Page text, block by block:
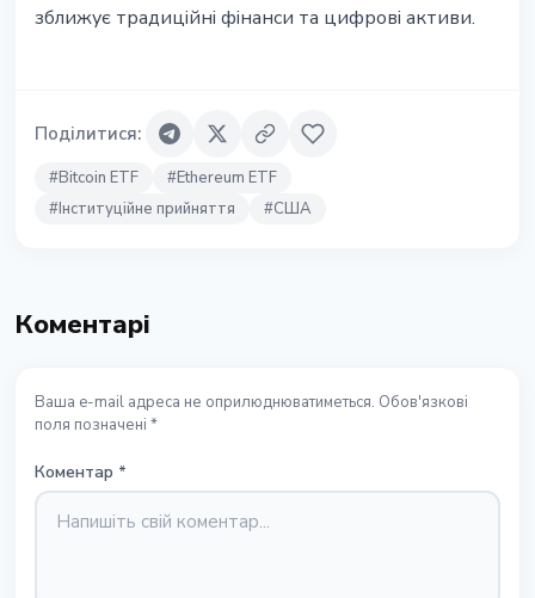
зближує традиційні фінанси та цифрові активи.
Поділитися:
#Bitcoin ETF #Ethereum ETF
#Інституційне прийняття #США
Коментарі
Ваша e-mail адреса не оприлюднюватиметься. Обов'язкові
поля позначені *
Коментар *